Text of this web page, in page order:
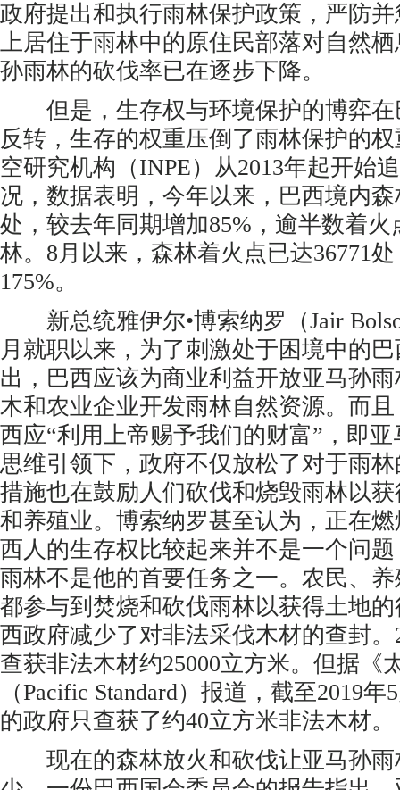
政府提出和执行雨林保护政策，严防
上居住于雨林中的原住民部落对自然
孙雨林的砍伐率已在逐步下降。
但是，生存权与环境保护的博弈在
反转，生存的权重压倒了雨林保护的
空研究机构（INPE）从2013年起开始
况，数据表明，今年以来，巴西境内森
处，较去年同期增加85%，逾半数着
林。8月以来，森林着火点已达36771
175%。
新总统雅伊尔•博索纳罗（Jair
月就职以来，为了刺激处于困境中的
出，巴西应该为商业利益开放亚马孙
木和农业企业开发雨林自然资源。而
西应“利用上帝赐予我们的财富”，即
思维引领下，政府不仅放松了对于雨
措施也在鼓励人们砍伐和烧毁雨林以
和养殖业。博索纳罗甚至认为，正在
西人的生存权比较起来并不是一个问
雨林不是他的首要任务之一。农民、
都参与到焚烧和砍伐雨林以获得土地
西政府减少了对非法采伐木材的查封
查获非法木材约25000立方米。但据《
（Pacific Standard）报道，截至2019
的政府只查获了约40立方米非法木材。
现在的森林放火和砍伐让亚马孙雨